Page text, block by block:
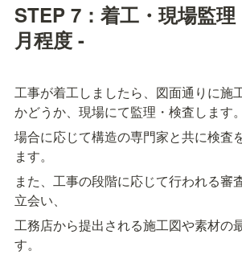
STEP 7：着工・現場監理
月程度 -
工事が着工しましたら、図面通りに施
かどうか、現場にて監理・検査します。
場合に応じて構造の専門家と共に検査
ます。
また、工事の段階に応じて行われる審
立会い、
工務店から提出される施工図や素材の
す。